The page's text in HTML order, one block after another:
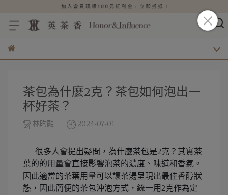
茶包為什麼2克？茶包如何泡出一
杯好茶？
林昀融 2024-07-01
很多人會提出疑問，為什麼茶包是2克？其實茶
葉的的用量會直接影響泡茶的濃度、味道和香氣。
因此適當的茶葉用量可以讓茶湯呈現出最佳香醇狀
態，因此簡便的茶包沖泡方式，統一用2克作為定